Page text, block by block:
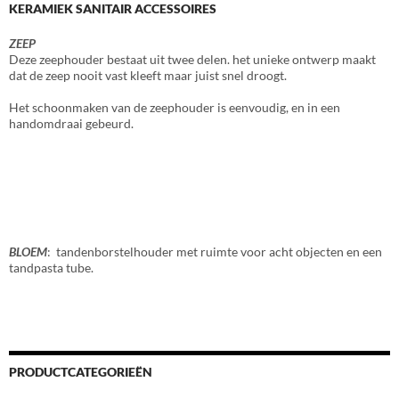
KERAMIEK SANITAIR ACCESSOIRES
ZEEP
Deze zeephouder bestaat uit twee delen. het unieke ontwerp maakt
dat de zeep nooit vast kleeft maar juist snel droogt.
Het schoonmaken van de zeephouder is eenvoudig, en in een
handomdraai gebeurd.
BLOEM: tandenborstelhouder met ruimte voor acht objecten en een
tandpasta tube.
PRODUCTCATEGORIEËN